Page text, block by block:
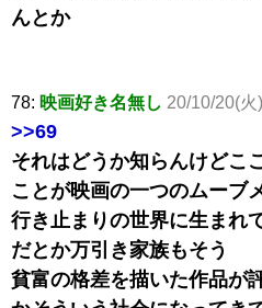
んとか
78: 映画好き名無し 20/10/20(
>>69
それはどうか知らんけどこ
ことが映画の一つのムーブ
行き止まりの世界に生まれ
だとか万引き家族もそう
貧富の格差を描いた作品が